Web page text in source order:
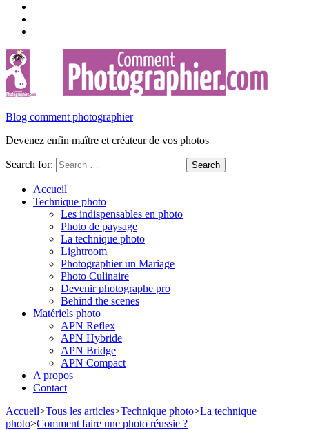
Blog comment photographier
Devenez enfin maître et créateur de vos photos
Search for:
Accueil
Technique photo
Les indispensables en photo
Photo de paysage
La technique photo
Lightroom
Photographier un Mariage
Photo Culinaire
Devenir photographe pro
Behind the scenes
Matériels photo
APN Reflex
APN Hybride
APN Bridge
APN Compact
A propos
Contact
Accueil>Tous les articles>Technique photo>La technique
photo>Comment faire une photo réussie ?